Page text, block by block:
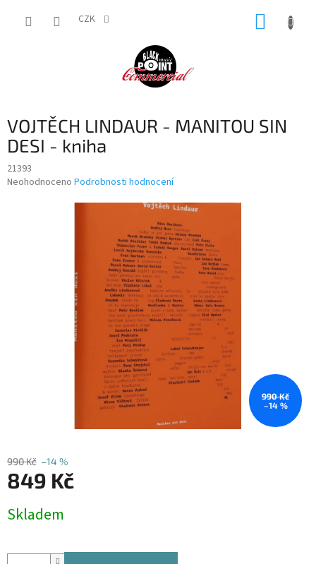
CZK
VOJTĚCH LINDAUR - MANITOU SIN
DESI - kniha
21393
Průměrné
Neohodnoceno Podrobnosti hodnocení
990 Kč
–14 %
990 Kč –14 %
849 Kč
cena:
Skladem